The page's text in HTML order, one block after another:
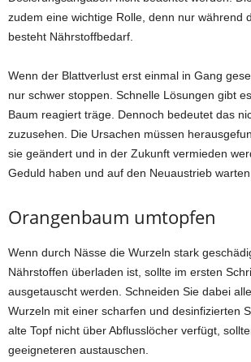
zudem eine wichtige Rolle, denn nur während
besteht Nährstoffbedarf.
Wenn der Blattverlust erst einmal in Gang
nur schwer stoppen. Schnelle Lösungen gibt
Baum reagiert träge. Dennoch bedeutet das
zuzusehen. Die Ursachen müssen
sie geändert und in der Zukunft vermieden
Geduld haben und auf den Neuaustrieb
Orangenbaum umtopfen
Wenn durch Nässe die Wurzeln stark
Nährstoffen überladen ist, sollte im ersten
ausgetauscht werden. Schneiden Sie dabei
Wurzeln mit einer scharfen und desinfizierten
alte Topf nicht über Abflusslöcher verfügt,
geeigneteren austauschen.